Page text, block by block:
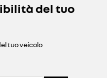
del tuo
tuo veicolo